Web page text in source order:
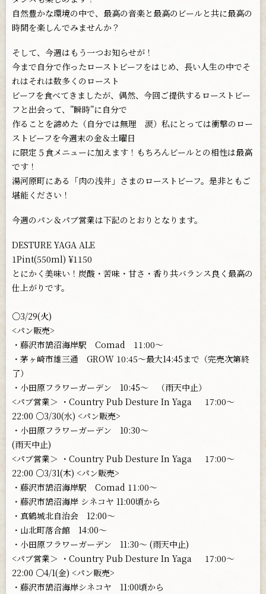
自然豊かな環境の中で、最高の音楽と最高のビールと共に最高の
時間を楽しんでみませんか？
そして、今週はもう一つお知らせが！
今まで自分で作ったローストビーフをはじめ、長い人生の中でそ
れはそれは数多くのロースト
ビーフを食べてきましたが、偶然、今回ご提供するローストビー
フと出会って、”瞬時”に自分で
作ることを諦めた（自分では無理 涙）私にとっては衝撃のロー
ストビーフを今週末の金＆土曜日
に限定５食メニューに加えます！もちろんビールとの相性は最高
です！
湯河原町にある「肉の浅井」さまのローストビーフ。是非ともご
堪能ください！
今週のパン＆パブ営業は下記のとおりとなります。
DESTURE YAGA ALE
1Pint(550ml) ¥1150
とにかく美味い！炭酸・苦味・甘さ・香り共バランス良く最高の
仕上がりです。
○3/29(火)
<パン販売>
・藤沢市鵠沼海岸駅 Comad 11:00〜
・茅ヶ崎市雄三通 GROW 10:45〜最大14:45まで（完売次第終
了）
・小田原フラワーガーデン 10:45〜 （雨天中止）
<パブ営業＞ ・Country Pub Desture In Yaga 17:00〜
22:00 ○3/30(水) <パン販売>
・小田原フラワーガーデン 10:30〜
(雨天中止)
<パブ営業＞ ・Country Pub Desture In Yaga 17:00〜
22:00 ○3/31(木) <パン販売>
・藤沢市鵠沼海岸駅 Comad 11:00〜
・藤沢市鵠沼海岸 シネコヤ 11:00頃から
・真鶴城北自治会 12:00〜
・山北町落合館 14:00〜
・小田原フラワーガーデン 11:30〜 (雨天中止)
<パブ営業＞ ・Country Pub Desture In Yaga 17:00〜
22:00 ○4/1(金) <パン販売>
・藤沢市鵠沼海岸シネコヤ 11:00頃から